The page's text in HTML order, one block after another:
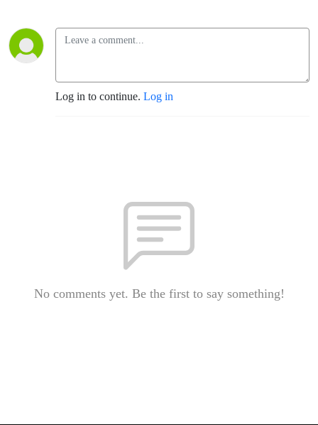
Log in to continue. Log in
No comments yet. Be the first to say something!